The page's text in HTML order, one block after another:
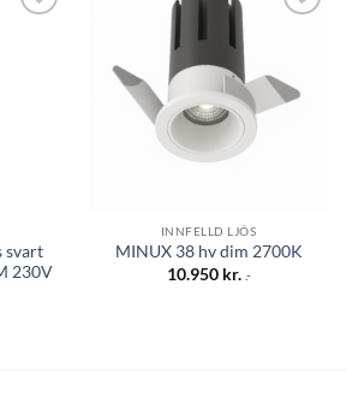
svart
230V
INNFELLD LJÓS
MINUX 38 hv dim 2700K
10.950 kr. .-